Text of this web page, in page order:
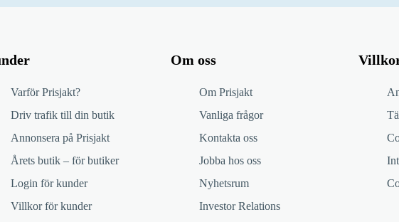
Varför Prisjakt?
Driv trafik till din butik
Annonsera på Prisjakt
Årets butik – för butiker
Login för kunder
Villkor för kunder
Om oss
Om Prisjakt
Vanliga frågor
Kontakta oss
Jobba hos oss
Nyhetsrum
Investor Relations